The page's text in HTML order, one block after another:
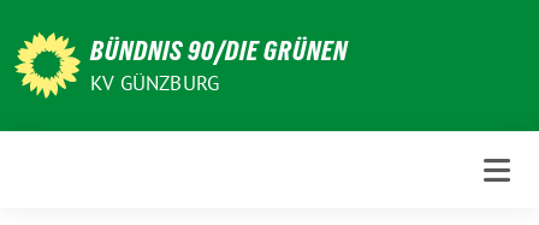
zum
Inhalt
BÜNDNIS 90/DIE GRÜNEN
KV GÜNZBURG